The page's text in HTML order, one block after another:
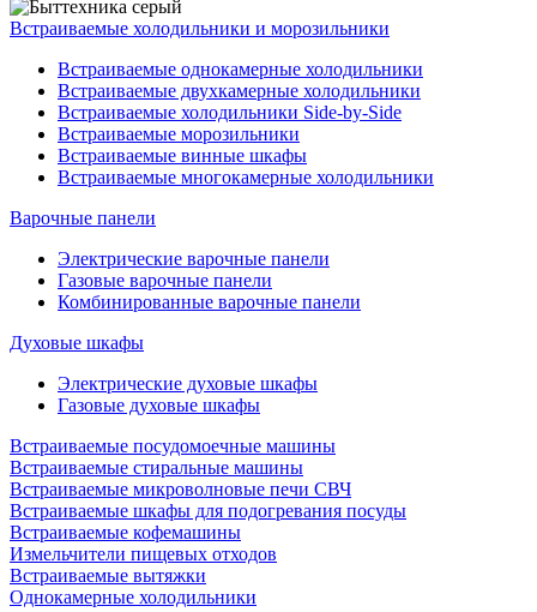
Встраиваемые холодильники и морозильники
Встраиваемые однокамерные холодильники
Встраиваемые двухкамерные холодильники
Встраиваемые холодильники Side-by-Side
Встраиваемые морозильники
Встраиваемые винные шкафы
Встраиваемые многокамерные холодильники
Варочные панели
Электрические варочные панели
Газовые варочные панели
Комбинированные варочные панели
Духовые шкафы
Электрические духовые шкафы
Газовые духовые шкафы
Встраиваемые посудомоечные машины
Встраиваемые стиральные машины
Встраиваемые микроволновые печи СВЧ
Встраиваемые шкафы для подогревания посуды
Встраиваемые кофемашины
Измельчители пищевых отходов
Встраиваемые вытяжки
Однокамерные холодильники